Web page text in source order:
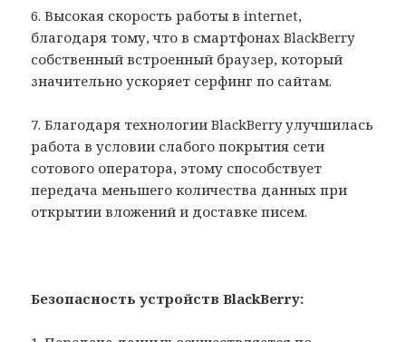
6. Высокая скорость работы в internet,
благодаря тому, что в смартфонах BlackBerry
собственный встроенный браузер, который
значительно ускоряет серфинг по сайтам.
7. Благодаря технологии BlackBerry улучшилась
работа в условии слабого покрытия сети
сотового оператора, этому способствует
передача меньшего количества данных при
открытии вложений и доставке писем.
Безопасность устройств BlackBerry: